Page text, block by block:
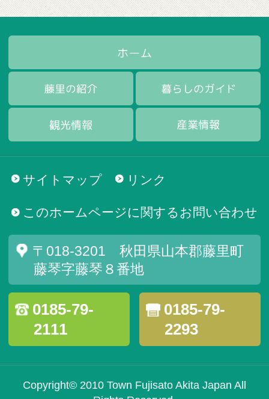
サイトマップ リンク
このホームページに関するお問い合わせ
〒018-3201 秋田県山本郡藤里町
藤琴字藤琴８番地
0185-79-
2111
0185-79-
2293
Copyright© 2010 Town Fujisato Akita Japan All